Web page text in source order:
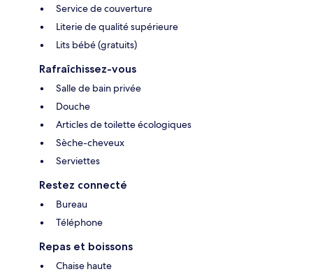
Service de couverture
Literie de qualité supérieure
Lits bébé (gratuits)
Rafraîchissez-vous
Salle de bain privée
Douche
Articles de toilette écologiques
Sèche-cheveux
Serviettes
Restez connecté
Bureau
Téléphone
Repas et boissons
Chaise haute